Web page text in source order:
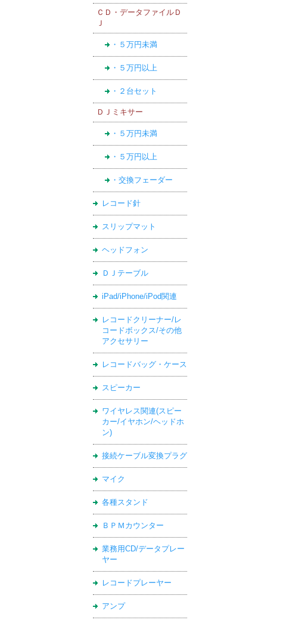
ＣＤ・データファイルＤ
Ｊ
・５万円未満
・５万円以上
・２台セット
ＤＪミキサー
・５万円未満
・５万円以上
・交換フェーダー
レコード針
スリップマット
ヘッドフォン
ＤＪテーブル
iPad/iPhone/iPod関連
レコードクリーナー/レ
コードボックス/その他
アクセサリー
レコードバッグ・ケース
スピーカー
ワイヤレス関連(スピー
カー/イヤホン/ヘッドホ
ン)
接続ケーブル変換プラグ
マイク
各種スタンド
ＢＰＭカウンター
業務用CD/データプレー
ヤー
レコードプレーヤー
アンプ